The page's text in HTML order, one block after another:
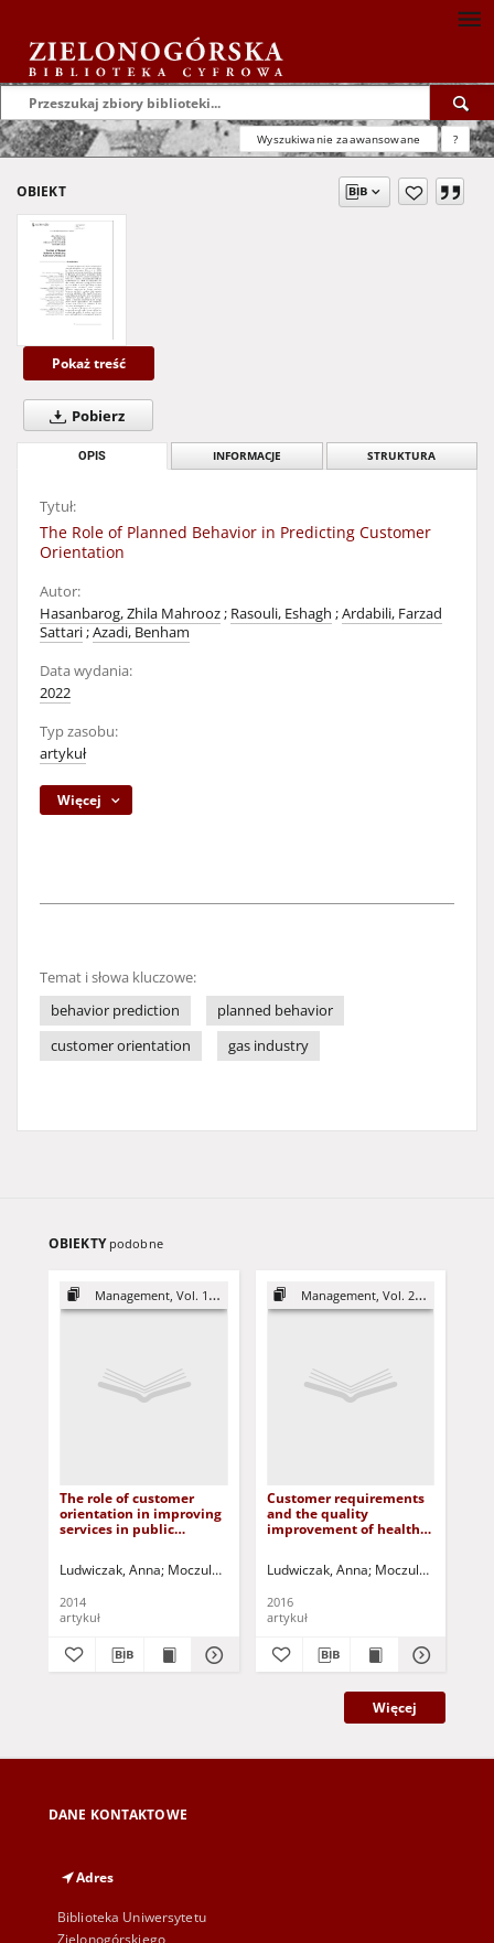
Wyszukiwanie zaawansowane ?
OBIEKT
Pokaż treść
Pobierz
OPIS INFORMACJE STRUKTURA
Tytuł:
The Role of Planned Behavior in Predicting Customer
Orientation
Autor:
Hasanbarog, Zhila Mahrooz; Rasouli, Eshagh ;Ardabili, Farzad
Sattari;Azadi, Benham
Data wydania:
2022
Typ zasobu:
artykuł
Więcej
Temat i słowa kluczowe:
behavior prediction
planned behavior
customer orientation
gas industry
OBIEKTY podobne
Management, Vol. 18 (2014)
The role of customer
orientation in improving
services in public
doskonaleniu usług w
Ludwiczak, Anna Moczulska, Marta - red. Preston, Peter- red. jęz.
2014
artykuł
Management, Vol. 20 (2016)
Customer requirements
and the quality
improvement of health
jakości usług
Ludwiczak, Anna Moczulska, Marta
2016
artykuł
Więcej
DANE KONTAKTOWE
Adres
Biblioteka Uniwersytetu
Zielonogórskiego